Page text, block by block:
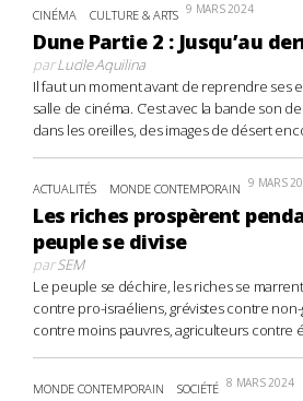
CINÉMA CULTURE & ARTS 9 MARS 2024
Dune Partie 2 : Jusqu’au
parLucile Aquilina
Il faut un moment avant de reprendre ses
salle de cinéma. C’est avec la bande son
dans les oreilles, des images de désert
ACTUALITÉS MONDE CONTEMPORAIN 9 MARS
Les riches prospèrent
peuple se divise
parSEM
Le peuple se déchire, les riches se
contre pro-israéliens, grévistes contre
contre moins pauvres, agriculteurs contre
MONDE CONTEMPORAIN SOCIÉTÉ 8 MARS 2024